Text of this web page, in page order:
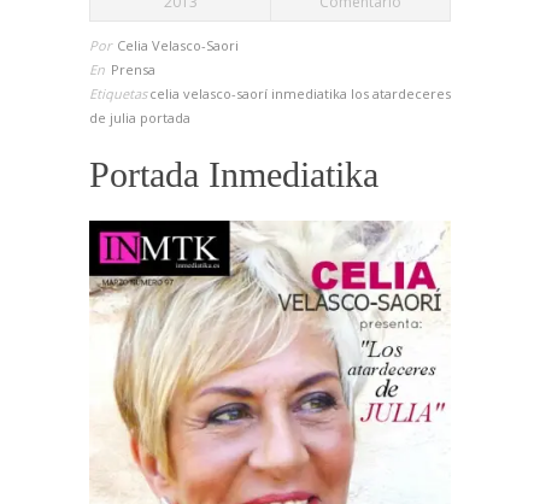
Por Celia Velasco-Saori
En Prensa
Etiquetas celia velasco-saorí inmediatika los atardeceres
de julia portada
Portada Inmediatika